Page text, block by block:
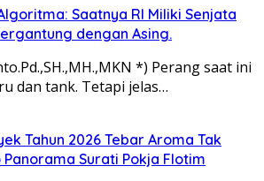
Saatnya RI Miliki Senjata
dengan Asing.
*) Perang saat ini
dan tank. Tetapi jelas…
Tahun 2026 Tebar Aroma Tak
Panorama Surati Pokja Flotim